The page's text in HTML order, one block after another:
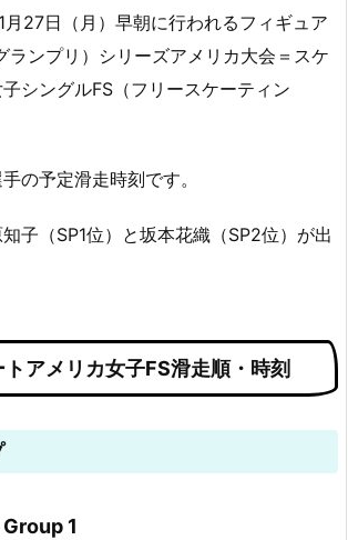
月27日（月）早朝に行われるフィギュア
ランプリ）シリーズアメリカ大会＝スケ
シングルFS（フリースケーティン
の予定滑走時刻です。
子（SP1位）と坂本花織（SP2位）が出
アメリカ女子FS滑走順・時刻
1